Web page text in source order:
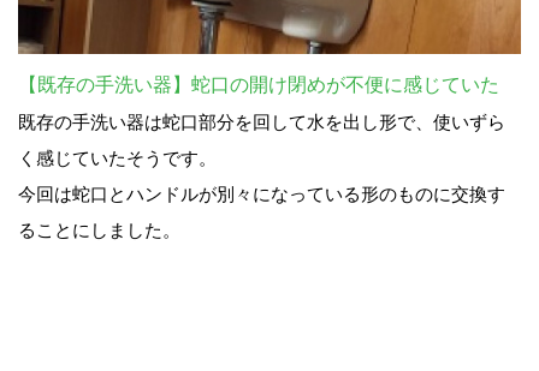
【既存の手洗い器】蛇口の開け閉めが不便に感じていた
既存の手洗い器は蛇口部分を回して水を出し形で、使いずら
く感じていたそうです。
今回は蛇口とハンドルが別々になっている形のものに交換す
ることにしました。